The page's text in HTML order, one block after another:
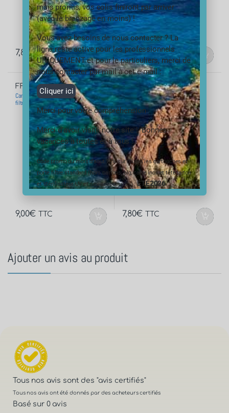
7,80€ TTC 7,20€ TTC
FFO-6205-GTX
Cartouche charbon actif TÉTHYS GTX 5 –
filtre 10 microns
9,00€ TTC
FFO-PM50-7GTX
Cartouches anti sédiments extrudée
Téthys 7 GTX– filtre 50 microns
7,80€ TTC
Ajouter un avis au produit
Tous nos avis sont des "avis certifiés"
Tous nos avis ont été donnés par des acheteurs certifiés
Basé sur 0 avis
mais promis, vos colis finiront par arriver
(avec le bronzage en moins) !
Vous avez besoins de nous contacter ? La
ligne reste active pour les professionnels
UNIQUEMENT et pour le particuliers, merci de
nous contacter par mail à cet e-mail :
Cliquer ici
Merci pour votre compréhension
Merci d’avoir visité notre site ! Bonnes
vacances à toutes et à tous !
Code promo du mois d’aout 10% sur toutes les cartouches et
porte filtre standard (hors cartons, big, carte inox et tête laiton
et stérilisateur UV et ses accessoires) :ÉTÉ2026